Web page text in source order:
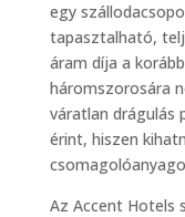
egy
tapasztalható,
áram díja a
háromszorosára
váratlan drágulás
érint, hiszen
Az Accent Hotels